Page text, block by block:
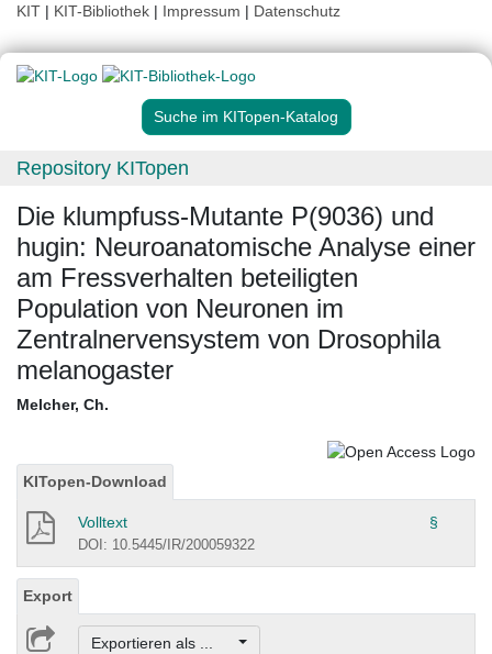
KIT | KIT-Bibliothek | Impressum | Datenschutz
Suche im KITopen-Katalog
Repository KITopen
Die klumpfuss-Mutante P(9036) und
hugin: Neuroanatomische Analyse einer
am Fressverhalten beteiligten
Population von Neuronen im
Zentralnervensystem von Drosophila
melanogaster
Melcher, Ch.
KITopen-Download
Volltext §
DOI: 10.5445/IR/200059322
Export
Exportieren als ...